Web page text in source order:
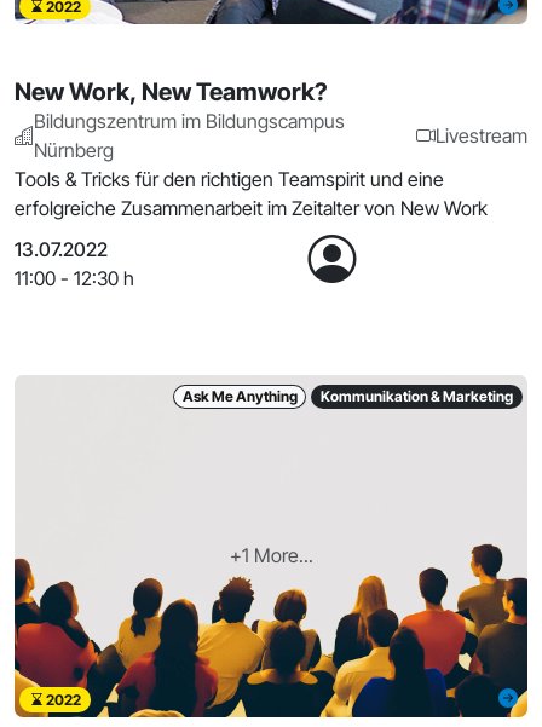
2022
New Work, New Teamwork?
Bildungszentrum im Bildungscampus
Nürnberg
Livestream
Tools & Tricks für den richtigen Teamspirit und eine
erfolgreiche Zusammenarbeit im Zeitalter von New Work
13.07.2022
11:00 - 12:30 h
+1 More...
Ask Me Anything Kommunikation & Marketing
2022